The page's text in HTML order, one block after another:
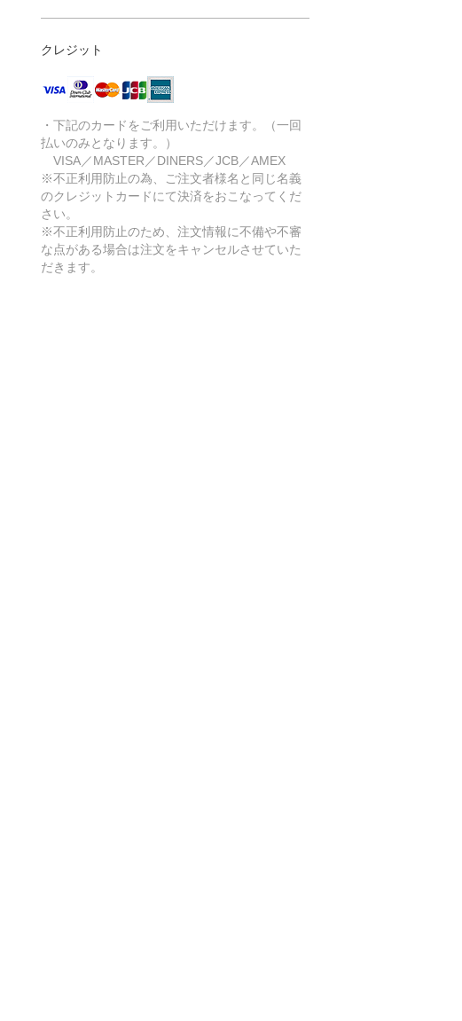
クレジット
・下記のカードをご利用いただけます。（一回
払いのみとなります。）
VISA／MASTER／DINERS／JCB／AMEX
※不正利用防止の為、ご注文者様名と同じ名義
のクレジットカードにて決済をおこなってくだ
さい。
※不正利用防止のため、注文情報に不備や不審
な点がある場合は注文をキャンセルさせていた
だきます。